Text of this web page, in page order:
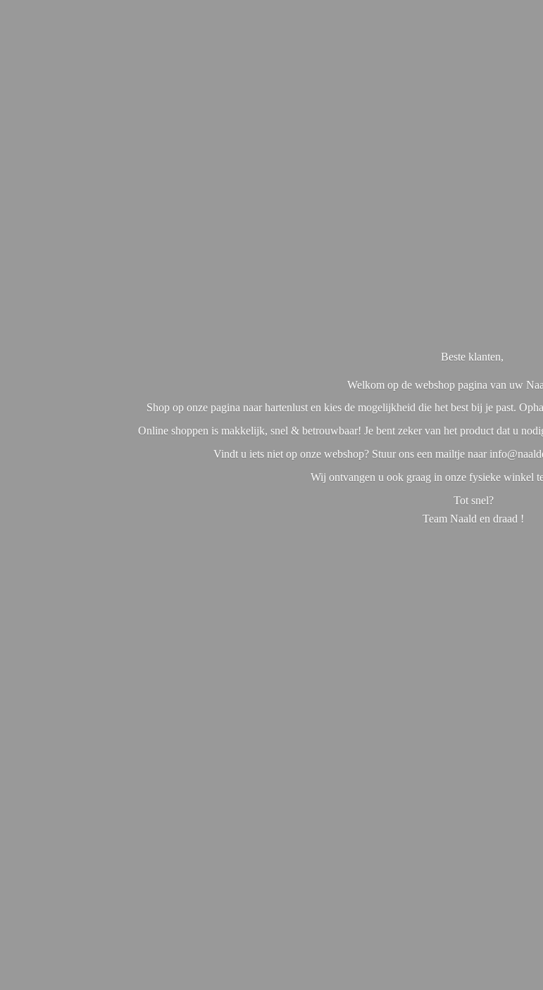
Beste klanten,
Welkom op de webshop pagina van uw
Shop op onze pagina naar hartenlust en kies de mogelijkheid die het best bij je past.
Online shoppen is makkelijk, snel & betrouwbaar! Je bent zeker van het product dat u
Vindt u iets niet op onze webshop? Stuur ons een mailtje naar
Wij ontvangen u ook graag in onze fysieke winkel
Tot snel?
Team Naald en draad !